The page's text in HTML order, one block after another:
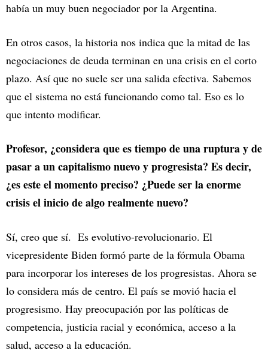
había un muy buen negociador por la Argentina.
En otros casos, la historia nos indica que la mitad de las
negociaciones de deuda terminan en una crisis en el corto
plazo. Así que no suele ser una salida efectiva. Sabemos
que el sistema no está funcionando como tal. Eso es lo
que intento modificar.
Profesor, ¿considera que es tiempo de una ruptura y de
pasar a un capitalismo nuevo y progresista? Es decir,
¿es este el momento preciso? ¿Puede ser la enorme
crisis el inicio de algo realmente nuevo?
Sí, creo que sí. Es evolutivo-revolucionario. El
vicepresidente Biden formó parte de la fórmula Obama
para incorporar los intereses de los progresistas. Ahora se
lo considera más de centro. El país se movió hacia el
progresismo. Hay preocupación por las políticas de
competencia, justicia racial y económica, acceso a la
salud, acceso a la educación.